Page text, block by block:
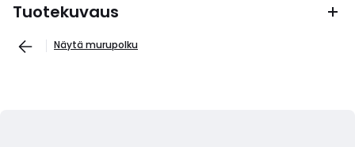
Tuotekuvaus
Näytä murupolku